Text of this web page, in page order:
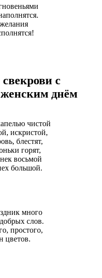
с
днём
чистой
искристой,
блестят,
горят,
восьмой
большой.
много
слов.
простого,
цветов.